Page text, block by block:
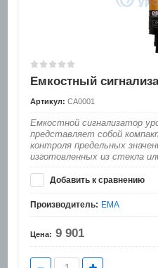
Емкостный
Артикул: CA0001
Емкостной сигнализатор
представляет собой
контроля предельных
изготовленных из стекла
Добавить к сравнению
Производитель: EMA
Цена: 9 901